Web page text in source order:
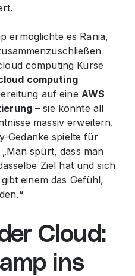
ermöglichte es Rania,
computing Kurse
computing
auf eine AWS
– sie konnte all
massiv erweitern.
Gedanke spielte für
spürt, dass man
Ziel hat und sich
einem das Gefühl,
Cloud:
ins